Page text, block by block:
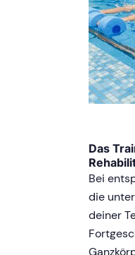
Das
Bei
die
deiner